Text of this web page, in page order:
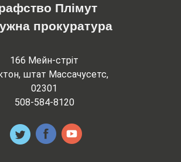
Плімут
прокуратура
166 Мейн-стріт
штат Массачусетс,
02301
508-584-8120